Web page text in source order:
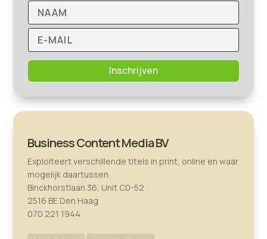
Inschrijven
Business Content Media BV
Exploiteert verschillende titels in print, online en waar
mogelijk daartussen.
Binckhorstlaan 36, Unit C0-52
2516 BE Den Haag
070 221 1944